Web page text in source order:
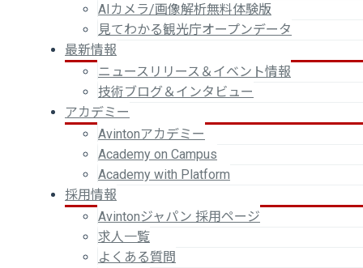
AIカメラ/画像解析無料体験版
見てわかる観光庁オープンデータ
最新情報
ニュースリリース＆イベント情報
技術ブログ＆インタビュー
アカデミー
Avintonアカデミー
Academy on Campus
Academy with Platform
採用情報
Avintonジャパン 採用ページ
求人一覧
よくある質問